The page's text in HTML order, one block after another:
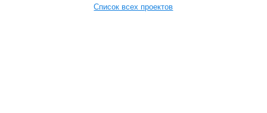
Список всех проектов